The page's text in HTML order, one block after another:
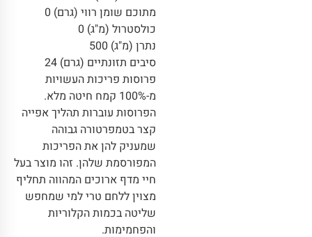
מתוכם שומן רווי (גרם) 0
כולסטרול (מ"ג) 0
נתרן (מ"ג) 500
סיבים תזונתיים (גרם) 24
פרוסות פריכות העשויות
מ-100% קמח חיטה מלא.
הפרוסות עוברות תהליך אפייה
קצר בטמפרטורה גבוהה
שמעניק להן את הפריכות
המפורסמת שלהן. זהו מוצר בעל
חיי מדף ארוכים המהווה תחליף
מצוין ללחם טרי למי שמחפש
שליטה בכמות הקלוריות
והפחמימות.